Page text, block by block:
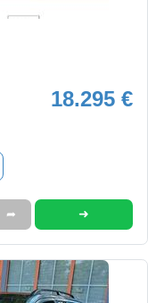
18.295 €
➦ ➜